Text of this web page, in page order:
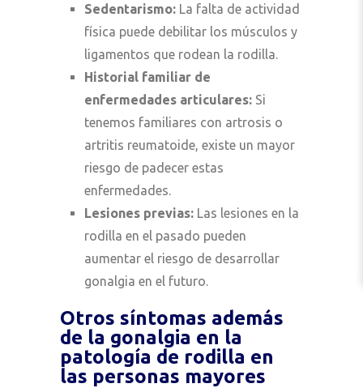
Sedentarismo: La falta de actividad
física puede debilitar los músculos y
ligamentos que rodean la rodilla.
Historial familiar de
enfermedades articulares: Si
tenemos familiares con artrosis o
artritis reumatoide, existe un mayor
riesgo de padecer estas
enfermedades.
Lesiones previas: Las lesiones en la
rodilla en el pasado pueden
aumentar el riesgo de desarrollar
gonalgia en el futuro.
Otros síntomas además
de la gonalgia en la
patología de rodilla en
las personas mayores